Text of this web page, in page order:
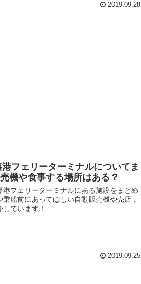
2019.09.28
港フェリーターミナルについてま
機や食事する場所はある？
港フェリーターミナルにある施設をまとめ
船前にあってほしい自動販売機や売店，
ています！
2019.09.25